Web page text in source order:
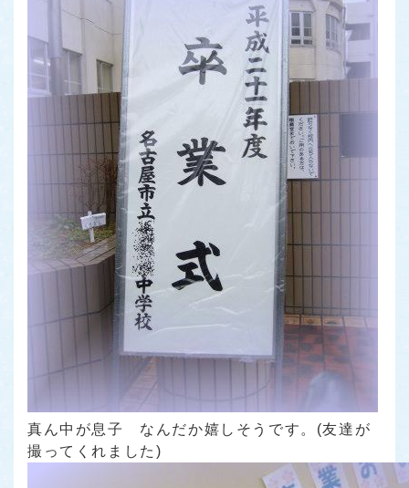
真ん中が息子 なんだか嬉しそうです。(友達が
撮ってくれました)